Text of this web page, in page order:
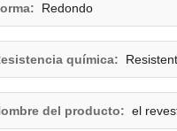
Redondo
química:
del producto: el